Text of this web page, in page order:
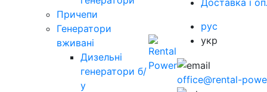
Причепи
Генератори
вживані
Дизельні
генератори б/
у
Доставка і
рус
укр
office@rental-